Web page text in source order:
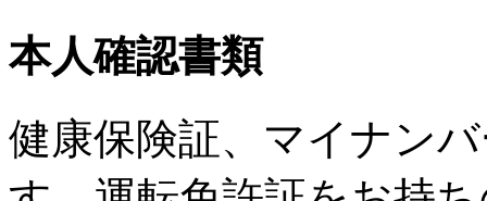
本人確認書類
健康保険証、マイナン